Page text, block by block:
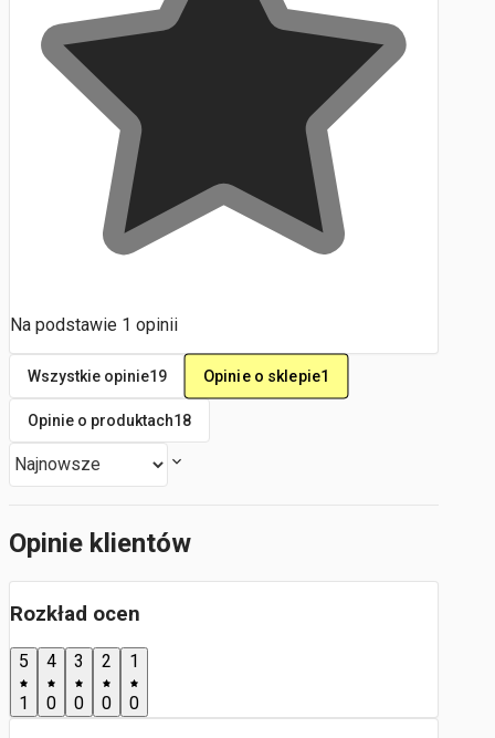
Na podstawie 1 opinii
Wszystkie opinie19 Opinie o sklepie1
Opinie o produktach18
Opinie klientów
Rozkład ocen
5
1
4
0
3
0
2
0
1
0